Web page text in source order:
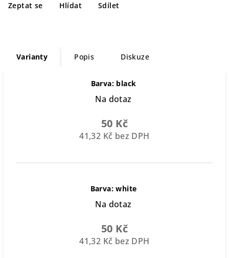
Zeptat se Hlídat Sdílet
Varianty Popis Diskuze
Barva: black
Na dotaz
50 Kč
41,32 Kč bez DPH
Barva: white
Na dotaz
50 Kč
41,32 Kč bez DPH